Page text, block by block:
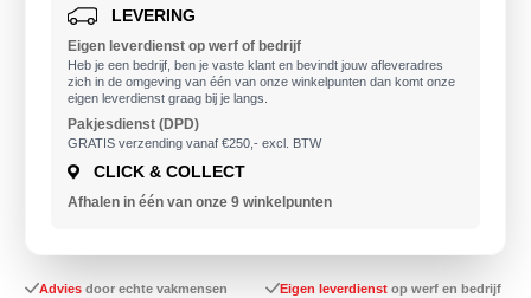
LEVERING
Eigen leverdienst op werf of bedrijf
Heb je een bedrijf, ben je vaste klant en bevindt jouw afleveradres
zich in de omgeving van één van onze winkelpunten dan komt onze
eigen leverdienst graag bij je langs.
Pakjesdienst (DPD)
GRATIS verzending vanaf €250,- excl. BTW
CLICK & COLLECT
Afhalen in één van onze 9 winkelpunten
Adviesdoor echte vakmensen Eigen leverdienstop werf en bedrijf